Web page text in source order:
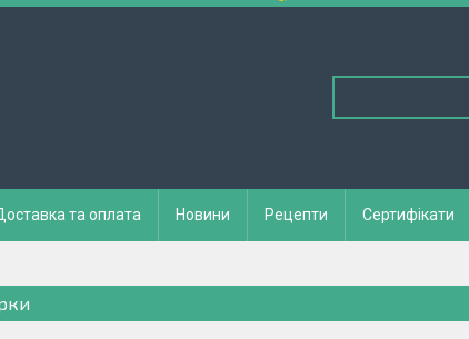
та оплата Новини Рецепти Сертифікати